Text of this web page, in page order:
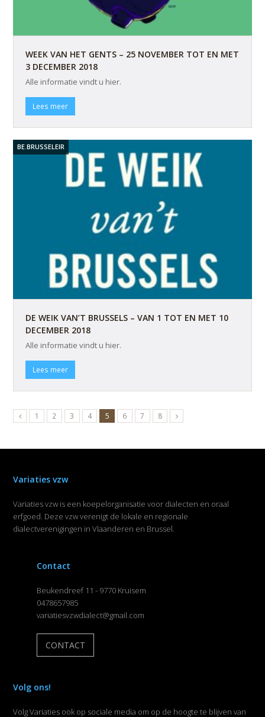
WEEK VAN HET GENTS – 25 NOVEMBER TOT EN MET
3 DECEMBER 2018
Alle informatie vindt u hier.
Lees meer
BE.BRUSSELEIR
DE WEIK VAN’T BRUSSELS – VAN 1 TOT EN MET 10
DECEMBER 2018
Alle informatie vindt u hier.
Lees meer
1 2 3 4 5 6 7 8
Variaties vzw
Variaties vzw is een koepelorganisatie voor dialecten en oraal
erfgoed. Deze vzw verenigt de lokale en regionale
dialectverenigingen in Vlaanderen en Brussel.
Contact
Beukendreef 11 - 9770 Kruisem
0478657985
variatiesvzwdialect@gmail.com
CONTACT
Volg ons!
Volg Variaties ook op sociale media om op de hoogte te blijven van